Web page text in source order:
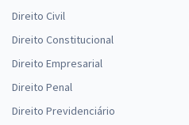
Direito Civil
Direito Constitucional
Direito Empresarial
Direito Penal
Direito Previdenciário